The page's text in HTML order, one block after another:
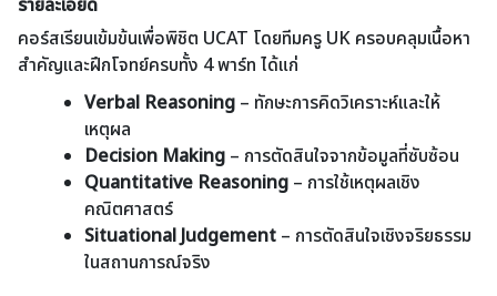
คอร์สเรียนเข้มข้นเพื่อพิชิต UCAT โดยทีมครู UK ครอบคลุมเนื้อหา
สำคัญและฝึกโจทย์ครบทั้ง 4 พาร์ท ได้แก่
Verbal Reasoning – ทักษะการคิดวิเคราะห์และให้
เหตุผล
Decision Making – การตัดสินใจจากข้อมูลที่ซับซ้อน
Quantitative Reasoning – การใช้เหตุผลเชิง
คณิตศาสตร์
Situational Judgement – การตัดสินใจเชิงจริยธรรม
ในสถานการณ์จริง